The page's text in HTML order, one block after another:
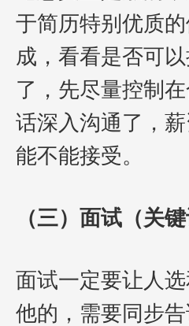
于简历特别优质
成，看看是否可
了，先尽量控制
话深入沟通了，
能不能接受。
（三）面试（关
面试一定要让人
他的，需要同步